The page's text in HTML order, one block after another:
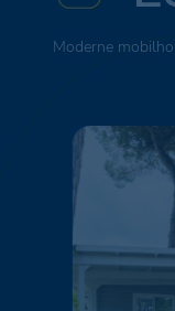
Moderne